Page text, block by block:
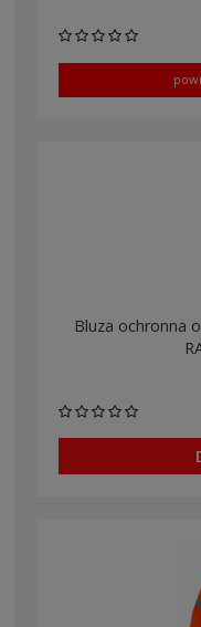
Bluza ochronna